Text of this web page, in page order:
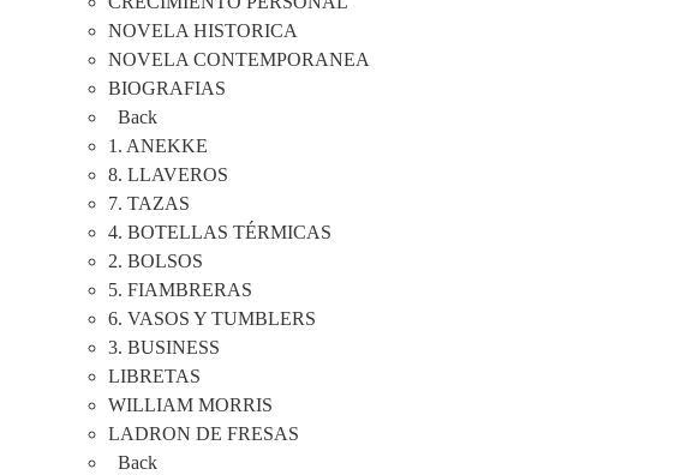
NOVELA HISTORICA
NOVELA CONTEMPORANEA
BIOGRAFIAS
Back
1. ANEKKE
8. LLAVEROS
7. TAZAS
4. BOTELLAS TÉRMICAS
2. BOLSOS
5. FIAMBRERAS
6. VASOS Y TUMBLERS
3. BUSINESS
LIBRETAS
WILLIAM MORRIS
LADRON DE FRESAS
Back